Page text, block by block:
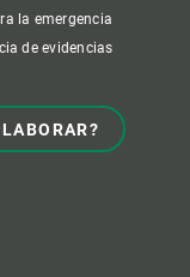
la emergencia
de evidencias